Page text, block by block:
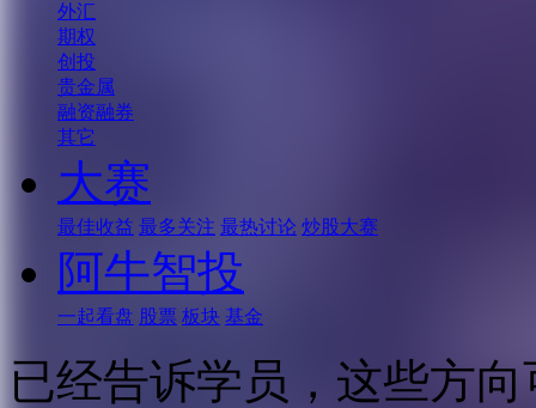
外汇
期权
创投
贵金属
融资融券
其它
大赛
最佳收益 最多关注 最热讨论 炒股大赛
阿牛智投
一起看盘 股票 板块 基金
已经告诉学员，这些方